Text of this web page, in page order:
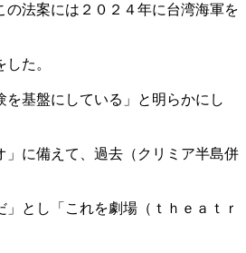
法案には２０２４年に台湾海軍を
た。
基盤にしている」と明らかにし
に備えて、過去（クリミア半島併
とし「これを劇場（ｔｈｅａｔｒ